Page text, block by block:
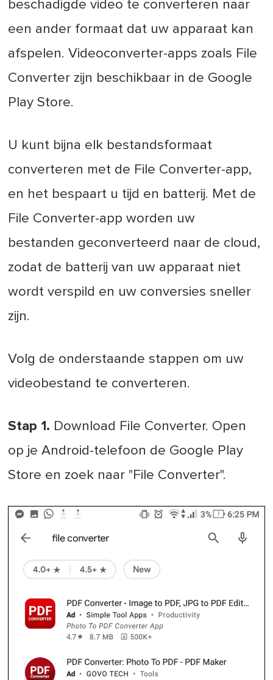
beschadigde video te converteren naar
een ander formaat dat uw apparaat kan
afspelen. Videoconverter-apps zoals File
Converter zijn beschikbaar in de Google
Play Store.
U kunt bijna elk bestandsformaat
converteren met de File Converter-app,
en het bespaart u tijd en batterij. Met de
File Converter-app worden uw
bestanden geconverteerd naar de cloud,
zodat de batterij van uw apparaat niet
wordt verspild en uw conversies sneller
zijn.
Volg de onderstaande stappen om uw
videobestand te converteren.
Stap 1. Download File Converter. Open
op je Android-telefoon de Google Play
Store en zoek naar "File Converter".